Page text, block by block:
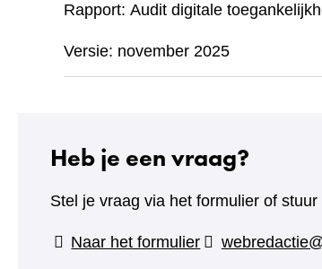
Rapport: Audit digitale
Versie: november 2025
Heb je een vraag?
Stel je vraag via het formulier of
Naar het formulier(verwijst